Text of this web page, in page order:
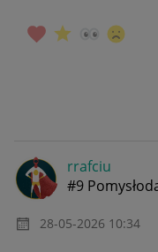
rrafciu
#9
‎28-05-2026 10:34